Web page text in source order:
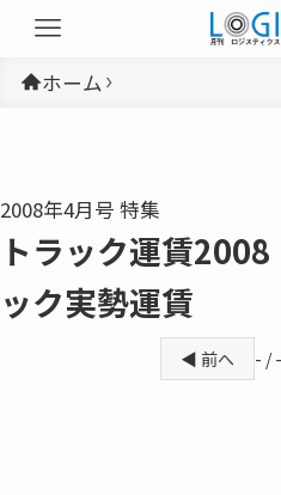
ホーム
2008年4月号 特集
トラック運賃
ック実勢運賃
◀ 前へ - / -